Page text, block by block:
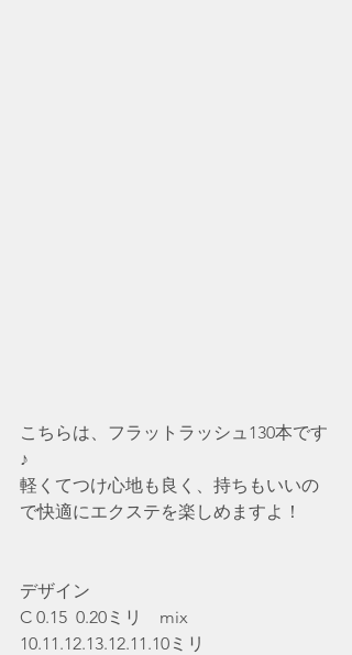
こちらは、フラットラッシュ130本です
♪
軽くてつけ心地も良く、持ちもいいの
で快適にエクステを楽しめますよ！
デザイン
C 0.15  0.20ミリ　mix
10.11.12.13.12.11.10ミリ